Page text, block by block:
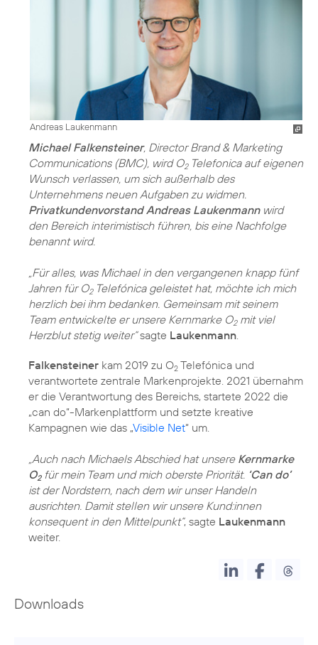
Andreas Laukenmann
Michael Falkensteiner, Director Brand & Marketing
Communications (BMC), wird O2Telefonica auf eigenen
Wunsch verlassen, um sich außerhalb des
Unternehmens neuen Aufgaben zu widmen.
Privatkundenvorstand Andreas Laukenmannwird
den Bereich interimistisch führen, bis eine Nachfolge
benannt wird.
„Für alles, was Michael in den vergangenen knapp fünf
Jahren für O2Telefónica geleistet hat, möchte ich mich
herzlich bei ihm bedanken. Gemeinsam mit seinem
Team entwickelte er unsere Kernmarke O2mit viel
Herzblut stetig weiter“sagte Laukenmann
Falkensteiner kam 2019 zu O2 Telefónica und
verantwortete zentrale Markenprojekte. 2021 übernahm
er die Verantwortung des Bereichs, startete 2022 die
„can do“-Markenplattform und setzte kreative
Kampagnen wie das „Visible Net“ um.
„Auch nach Michaels Abschied hat unsere Kernmarke
O2für mein Team und mich oberste Priorität. ‘Can do’
ist der Nordstern, nach dem wir unser Handeln
ausrichten. Damit stellen wir unsere Kund:innen
konsequent in den Mittelpunkt“, sagte Laukenmann
weiter.
Downloads